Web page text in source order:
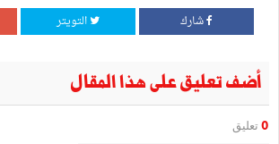
شارك التويتر
أضف تعليق على هذا المقال
0 تعليق